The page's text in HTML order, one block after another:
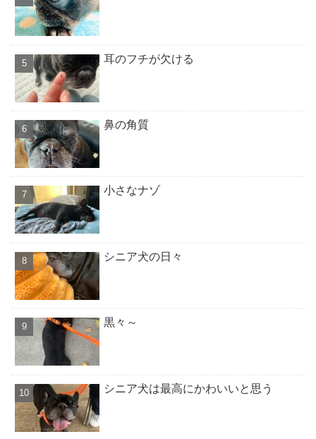
耳のフチが欠ける
鼻の角質
小さなナゾ
シニア犬の日々
黒々～
シニア犬は最高にかわいいと思う